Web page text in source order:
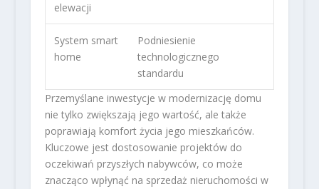
elewacji
System smart
home
Podniesienie
technologicznego
standardu
Przemyślane inwestycje w modernizację domu
nie tylko zwiększają jego wartość, ale także
poprawiają komfort życia jego mieszkańców.
Kluczowe jest dostosowanie projektów do
oczekiwań przyszłych nabywców, co może
znacząco wpłynąć na sprzedaż nieruchomości w